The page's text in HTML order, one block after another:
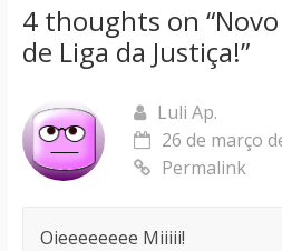
4 thoughts on “
de Liga da Justiça!”
Luli Ap.
26 de março
Permalink
Oieeeeeeee Miiiii!